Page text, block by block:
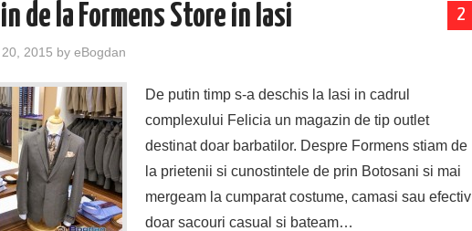
2
de la Formens Store in Iasi
2015 by eBogdan
De putin timp s-a deschis la Iasi in cadrul
complexului Felicia un magazin de tip outlet
destinat doar barbatilor. Despre Formens stiam de
la prietenii si cunostintele de prin Botosani si mai
mergeam la cumparat costume, camasi sau efectiv
doar sacouri casual si bateam…